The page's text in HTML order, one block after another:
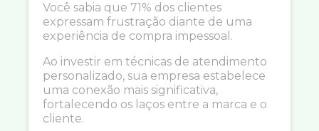
Você sabia que 71% dos clientes
expressam frustração diante de uma
experiência de compra impessoal.
Ao investir em técnicas de atendimento
personalizado, sua empresa estabelece
uma conexão mais significativa,
fortalecendo os laços entre a marca e o
cliente.